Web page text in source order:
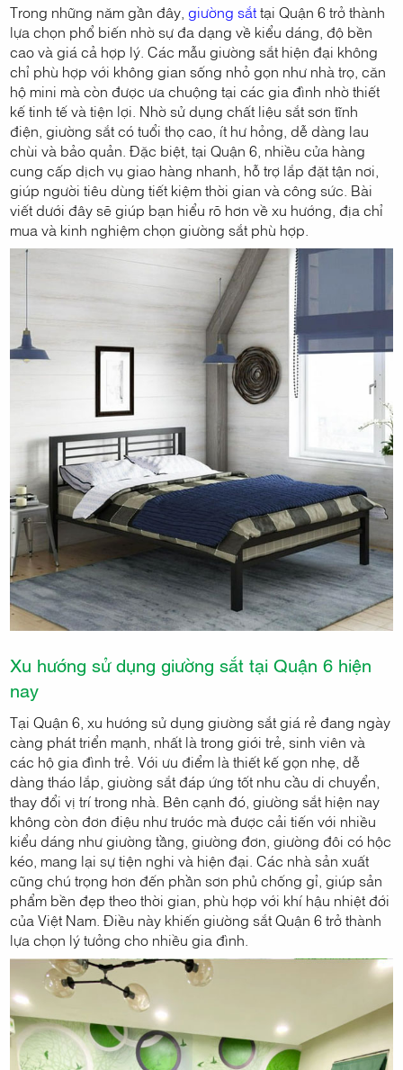
Trong những năm gần đây, giường sắttại Quận 6 trở thành
lựa chọn phổ biến nhờ sự đa dạng về kiểu dáng, độ bền
cao và giá cả hợp lý. Các mẫu giường sắt hiện đại không
chỉ phù hợp với không gian sống nhỏ gọn như nhà trọ, căn
hộ mini mà còn được ưa chuộng tại các gia đình nhờ thiết
kế tinh tế và tiện lợi. Nhờ sử dụng chất liệu sắt sơn tĩnh
điện, giường sắt có tuổi thọ cao, ít hư hỏng, dễ dàng lau
chùi và bảo quản. Đặc biệt, tại Quận 6, nhiều cửa hàng
cung cấp dịch vụ giao hàng nhanh, hỗ trợ lắp đặt tận nơi,
giúp người tiêu dùng tiết kiệm thời gian và công sức. Bài
viết dưới đây sẽ giúp bạn hiểu rõ hơn về xu hướng, địa chỉ
mua và kinh nghiệm chọn giường sắt phù hợp.
Xu hướng sử dụng giường sắt tại Quận 6 hiện
nay
Tại Quận 6, xu hướng sử dụng giường sắt giá rẻ đang ngày
càng phát triển mạnh, nhất là trong giới trẻ, sinh viên và
các hộ gia đình trẻ. Với ưu điểm là thiết kế gọn nhẹ, dễ
dàng tháo lắp, giường sắt đáp ứng tốt nhu cầu di chuyển,
thay đổi vị trí trong nhà. Bên cạnh đó, giường sắt hiện nay
không còn đơn điệu như trước mà được cải tiến với nhiều
kiểu dáng như giường tầng, giường đơn, giường đôi có hộc
kéo, mang lại sự tiện nghi và hiện đại. Các nhà sản xuất
cũng chú trọng hơn đến phần sơn phủ chống gỉ, giúp sản
phẩm bền đẹp theo thời gian, phù hợp với khí hậu nhiệt đới
của Việt Nam. Điều này khiến giường sắt Quận 6 trở thành
lựa chọn lý tưởng cho nhiều gia đình.